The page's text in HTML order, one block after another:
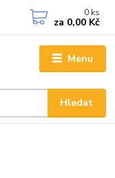
Menu
Hledat
0 ks
za 0,00 Kč